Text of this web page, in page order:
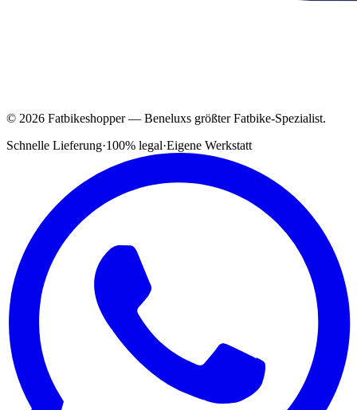
© 2026 Fatbikeshopper — Beneluxs größter Fatbike-Spezialist.
Schnelle Lieferung·100% legal·Eigene Werkstatt